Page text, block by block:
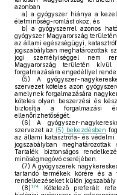
azonban
a) a gyógyszer hiánya a
életminőség-romlást okoz, és
b) a gyógyszerrel azonos
gyógyszer Magyarország
az állami egészségügyi,
jogszabályban meghatározottak
jogi személyiséggel nem
Magyarország területén kívül
forgalmazására engedéllyel
(5) A gyógyszer-
szervezet köteles azon
amelynek forgalmazására
köteles olyan beszerzési és
biztosítja a forgalmazási
ellenőrizhetőségét.
(6) A gyógyszer-
szervezet az (5) bekezdésben
az állami katasztrófa- és
jogszabályban
Tartalék biztonságos
minőségmegóvó cseréjében.
(7) A gyógyszerek
tartandó termékek körére és a
rendelkezéseket külön jogszabály
(8) 174
Kötelező preferált